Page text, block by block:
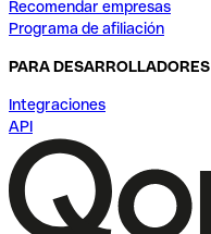
Recomendar empresas
Programa de afiliación
PARA DESARROLLADORES
Integraciones
API